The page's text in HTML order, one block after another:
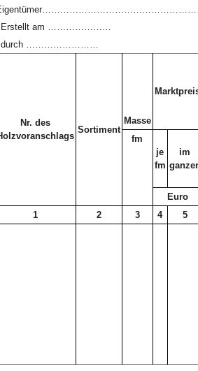
Erstellt am …………………
durch ……………………
Nr. des
Sortiment
Masse
fm
je
fm
im
Euro
1
2 3 4 5